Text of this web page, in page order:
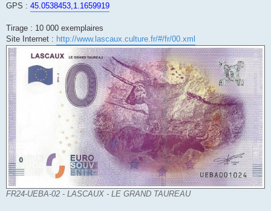
GPS : 45.0538453,1.1659919
Tirage : 10 000 exemplaires
Site Internet : http://www.lascaux.culture.fr/#/fr/00.xml
FR24-UEBA-02 - LASCAUX - LE GRAND TAUREAU